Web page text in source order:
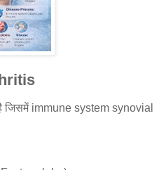
immune system synovial